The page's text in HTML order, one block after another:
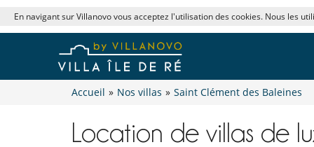
En navigant sur Villanovo vous acceptez l'utilisation des cookies. Nous les
Accueil » Nos villas » Saint Clément des Baleines
Location de villas de